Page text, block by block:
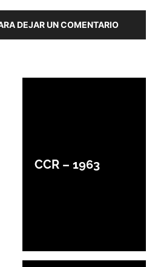
DEJAR UN COMENTARIO
CCR – 1963